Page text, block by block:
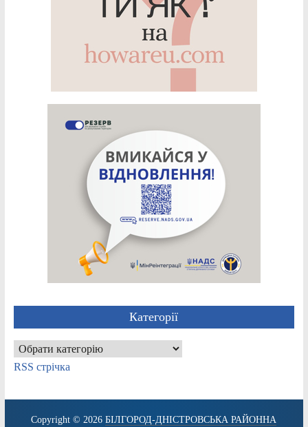
Категорії
Категорії
RSS стрічка
Copyright © 2026БІЛГОРОД-ДНІСТРОВСЬКА РАЙОННА